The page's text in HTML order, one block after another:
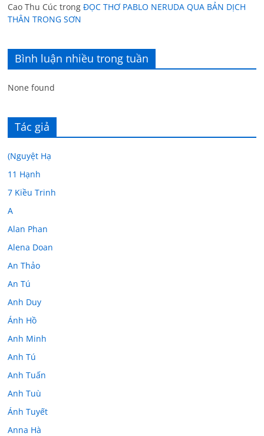
Cao Thu Cúc trongĐỌC THƠ PABLO NERUDA QUA BẢN DỊCH
THÂN TRONG SƠN
Bình luận nhiều trong tuần
None found
Tác giả
(Nguyệt Hạ
11 Hạnh
7 Kiều Trinh
A
Alan Phan
Alena Doan
An Thảo
An Tú
Anh Duy
Ánh Hồ
Anh Minh
Anh Tú
Anh Tuấn
Anh Tuù
Ánh Tuyết
Anna Hà